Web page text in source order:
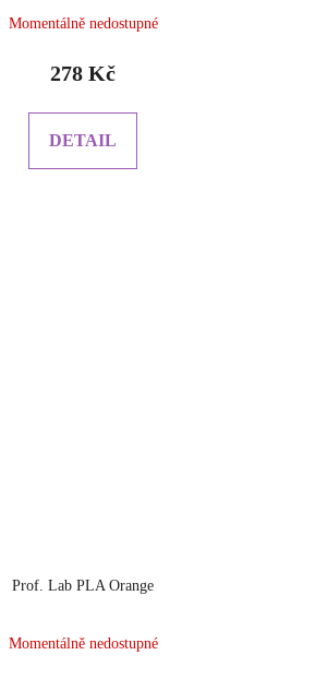
Momentálně nedostupné
278 Kč
DETAIL
Prof. Lab PLA Orange
Momentálně nedostupné